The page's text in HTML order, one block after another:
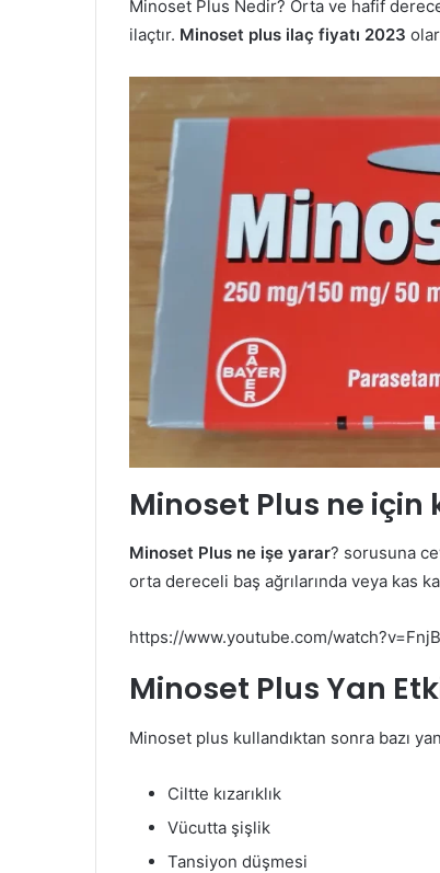
Minoset Plus Nedir? Orta ve hafif
ilaçtır. Minoset plus ilaç fiyatı 2023
Minoset Plus ne için
Minoset Plus ne işe yarar? sorusuna
orta dereceli baş ağrılarında veya kas
https://www.youtube.com/
Minoset PlusYan
Minoset plus kullandıktan sonra bazı
Ciltte kızarıklık
Vücutta şişlik
Tansiyon düşmesi